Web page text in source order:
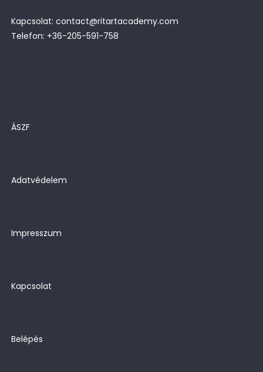
Kapcsolat: contact@ritartacademy.com
Telefon: +36-205-591-758
ÁSZF
Adatvédelem
Impresszum
Kapcsolat
Belépés